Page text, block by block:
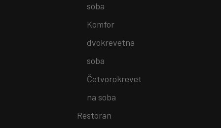
soba
Komfor
dvokrevetna
soba
Četvorokrevet
na soba
Restoran